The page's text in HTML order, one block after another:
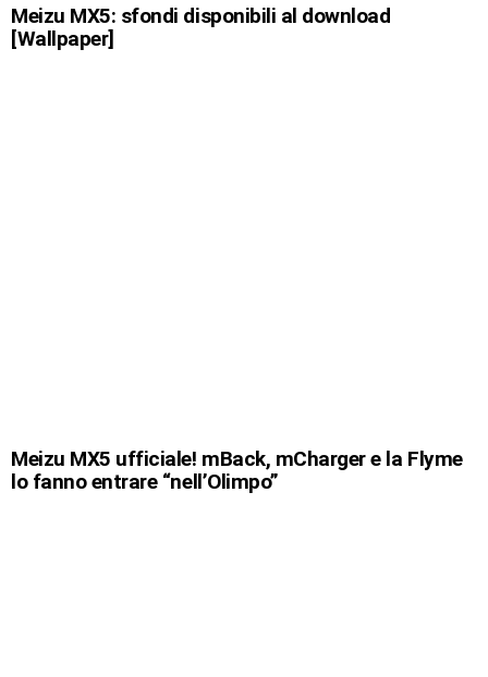
Meizu MX5: sfondi disponibili al download
[Wallpaper]
Meizu MX5 ufficiale! mBack, mCharger e la Flyme
lo fanno entrare “nell’Olimpo”